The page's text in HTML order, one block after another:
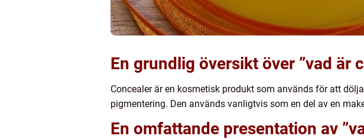
En grundlig översikt över ”vad är
Concealer är en kosmetisk produkt som används för att
pigmentering. Den används vanligtvis som en del av en
En omfattande presentation av